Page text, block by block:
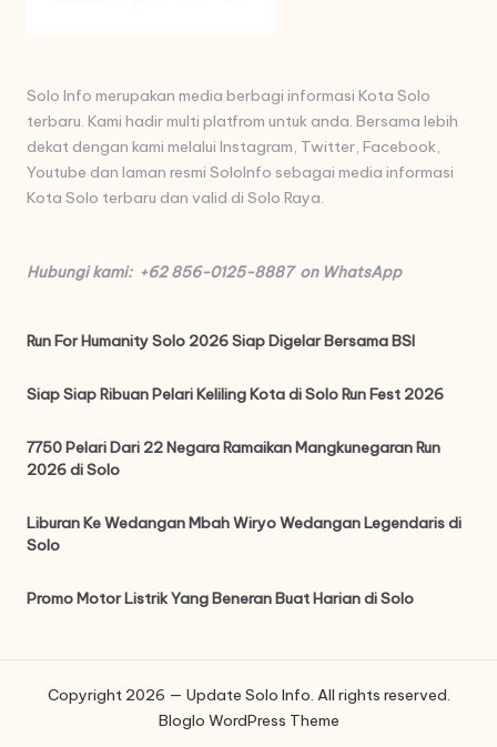
Solo Info merupakan media berbagi informasi Kota Solo
terbaru. Kami hadir multi platfrom untuk anda. Bersama lebih
dekat dengan kami melalui Instagram, Twitter, Facebook,
Youtube dan laman resmi SoloInfo sebagai media informasi
Kota Solo terbaru dan valid di Solo Raya.
Hubungi kami: +62 856-0125-8887 on WhatsApp
Run For Humanity Solo 2026 Siap Digelar Bersama BSI
Siap Siap Ribuan Pelari Keliling Kota di Solo Run Fest 2026
7750 Pelari Dari 22 Negara Ramaikan Mangkunegaran Run
2026 di Solo
Liburan Ke Wedangan Mbah Wiryo Wedangan Legendaris di
Solo
Promo Motor Listrik Yang Beneran Buat Harian di Solo
Copyright 2026 — Update Solo Info. All rights reserved.
Bloglo WordPress Theme